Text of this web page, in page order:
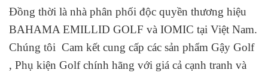
Đồng thời là nhà phân phối độc quyền thương hiệu
BAHAMA EMILLID GOLF và IOMIC tại Việt Nam.
Chúng tôi Cam kết cung cấp các sản phẩm Gậy Golf
, Phụ kiện Golf chính hãng với giá cả cạnh tranh và